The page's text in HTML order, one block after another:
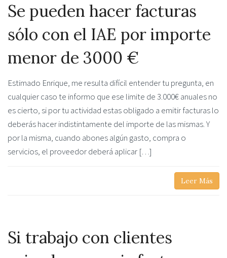
Se pueden hacer facturas
sólo con el IAE por importe
menor de 3000 €
Estimado Enrique, me resulta difícil entender tu pregunta, en
cualquier caso te informo que ese limite de 3.000€ anuales no
es cierto, si por tu actividad estas obligado a emitir facturas lo
deberás hacer indistintamente del importe de las mismas. Y
por la misma, cuando abones algún gasto, compra o
servicios, el proveedor deberá aplicar […]
Leer Más
Si trabajo con clientes